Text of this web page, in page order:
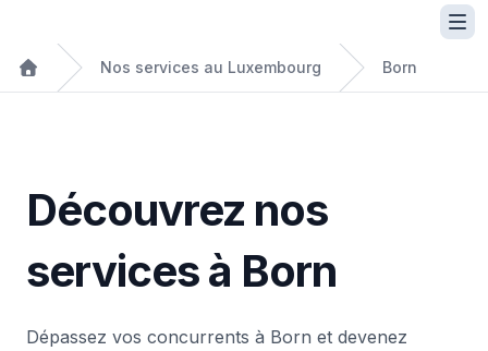
Nos services au Luxembourg Born
Découvrez nos
services à Born
Dépassez vos concurrents à Born et devenez